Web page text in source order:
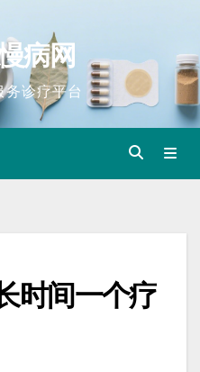
病网
务诊疗平台
时间一个疗